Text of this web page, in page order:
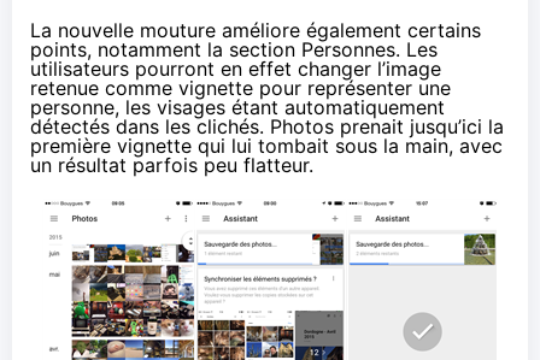
La nouvelle mouture améliore également certains
points, notamment la section Personnes. Les
utilisateurs pourront en effet changer l’image
retenue comme vignette pour représenter une
personne, les visages étant automatiquement
détectés dans les clichés. Photos prenait jusqu’ici la
première vignette qui lui tombait sous la main, avec
un résultat parfois peu flatteur.